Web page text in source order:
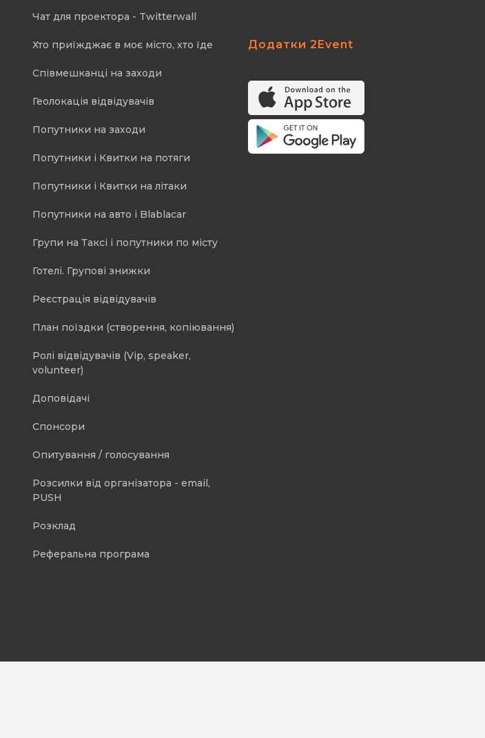
Чат для проектора - Twitterwall
Хто приїжджає в моє місто, хто їде
Співмешканці на заходи
Геолокація відвідувачів
Попутники на заходи
Попутники і Квитки на потяги
Попутники і Квитки на літаки
Попутники на авто і Blablacar
Групи на Таксі і попутники по місту
Готелі. Групові знижки
Реєстрація відвідувачів
План поїздки (створення, копіювання)
Ролі відвідувачів (Vip, speaker,
volunteer)
Доповідачі
Спонсори
Опитування / голосування
Розсилки від організатора - email,
PUSH
Розклад
Реферальна програма
Додатки 2Event